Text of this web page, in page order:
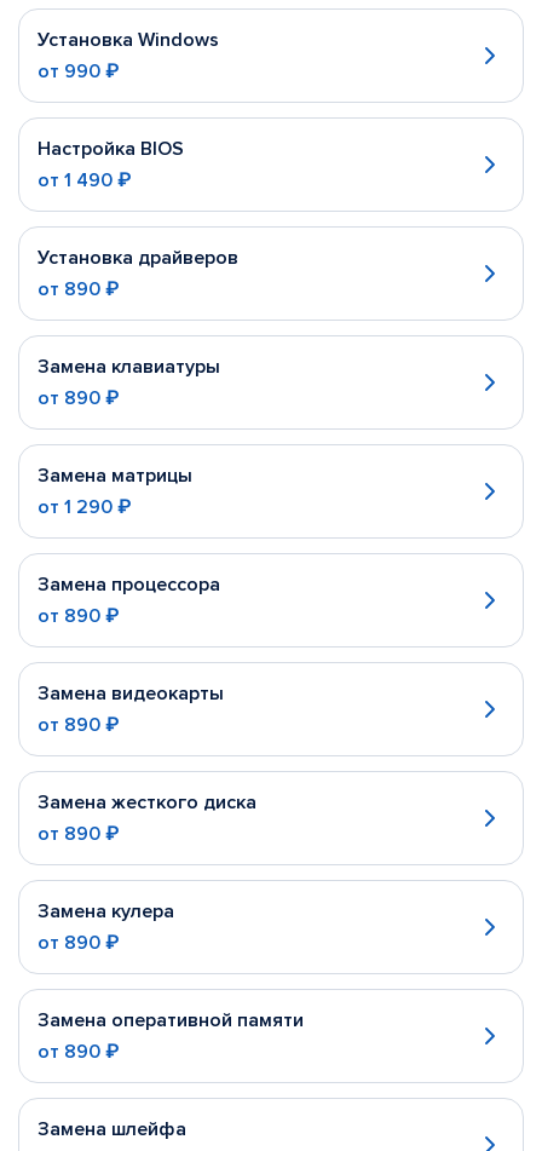
Установка Windows
от 990 ₽
Настройка BIOS
от 1 490 ₽
Установка драйверов
от 890 ₽
Замена клавиатуры
от 890 ₽
Замена матрицы
от 1 290 ₽
Замена процессора
от 890 ₽
Замена видеокарты
от 890 ₽
Замена жесткого диска
от 890 ₽
Замена кулера
от 890 ₽
Замена оперативной памяти
от 890 ₽
Замена шлейфа